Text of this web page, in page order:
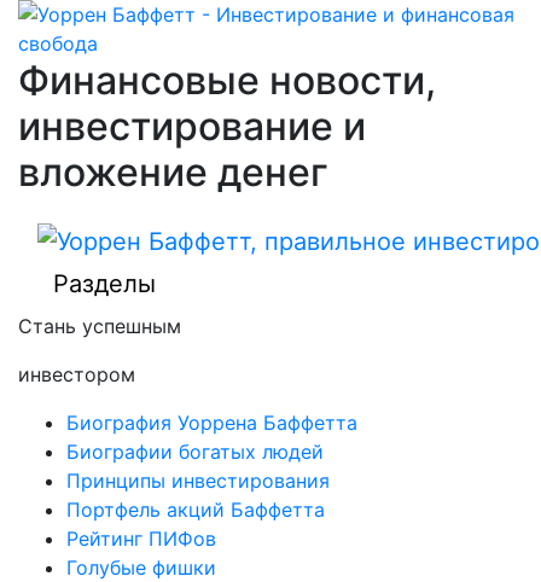
Финансовые новости,
инвестирование и
вложение денег
Разделы
Стань успешным
инвестором
Биография Уоррена Баффетта
Биографии богатых людей
Принципы инвестирования
Портфель акций Баффетта
Рейтинг ПИФов
Голубые фишки